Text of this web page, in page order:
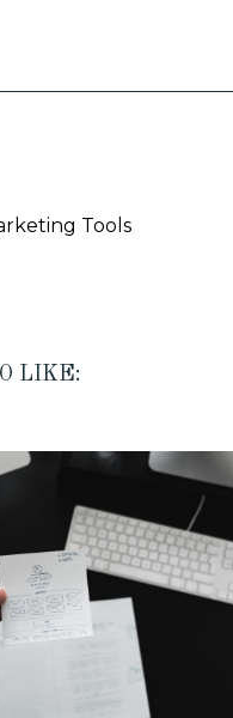
Tools
LIKE: